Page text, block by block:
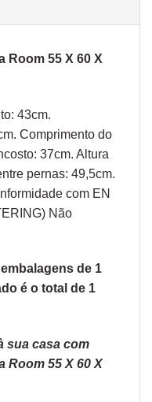
Room 55 X 60 X
43cm.
Comprimento do
37cm. Altura
pernas: 49,5cm.
com EN
Não
de 1
é o total de 1
sua casa com
Room 55 X 60 X